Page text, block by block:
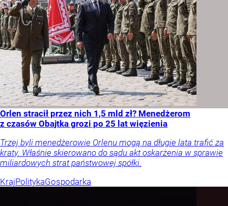
Orlen stracił przez nich 1,5 mld zł? Menedżerom
z czasów Obajtka grozi po 25 lat więzienia
Trzej byli menedżerowie Orlenu mogą na długie lata trafić za
kraty. Właśnie skierowano do sądu akt oskarżenia w sprawie
miliardowych strat państwowej spółki.
KrajPolitykaGospodarka